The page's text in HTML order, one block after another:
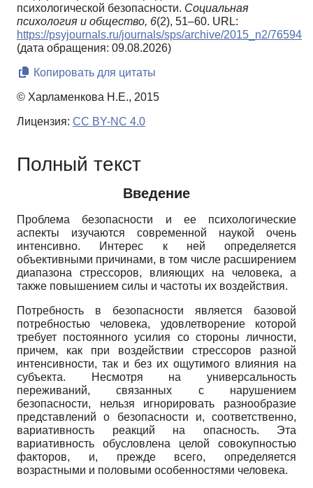
психологической безопасности. Социальная
психология и общество, 6(2), 51–60. URL:
https://psyjournals.ru/journals/sps/archive/2015_n2/76594
(дата обращения: 09.08.2026)
Копировать для цитаты
© Харламенкова Н.Е., 2015
Лицензия: CC BY-NC 4.0
Полный текст
Введение
Проблема безопасности и ее психологические
аспекты изучаются современной наукой очень
интенсивно. Интерес к ней определяется
объективными причинами, в том числе расширением
диапазона стрессоров, влияющих на человека, а
также повышением силы и частоты их воздействия.
Потребность в безопасности является базовой
потребностью человека, удовлетворение которой
требует постоянного усилия со стороны личности,
причем, как при воздействии стрессоров разной
интенсивности, так и без их ощутимого влияния на
субъекта. Несмотря на универсальность
переживаний, связанных с нарушением
безопасности, нельзя игнорировать разнообразие
представлений о безопасности и, соответственно,
вариативность реакций на опасность. Эта
вариативность обусловлена целой совокупностью
факторов, и, прежде всего, определяется
возрастными и половыми особенностями человека.